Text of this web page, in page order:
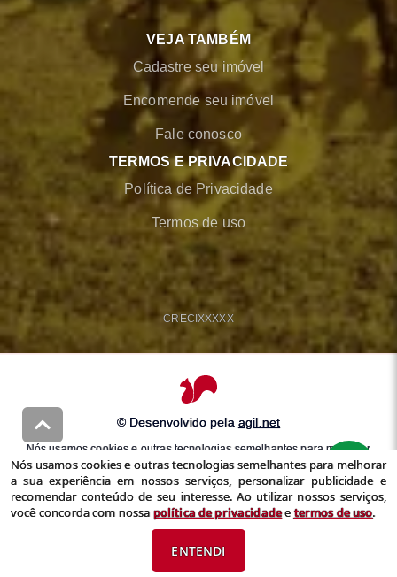
VEJA TAMBÉM
Cadastre seu imóvel
Encomende seu imóvel
Fale conosco
TERMOS E PRIVACIDADE
Política de Privacidade
Termos de uso
CRECIXXXXX
© Desenvolvido pela agil.net
Nós usamos cookies e outras tecnologias semelhantes para melhorar
a sua experiência em nossos serviços, personalizar publicidade e
recomendar conteúdo de seu interesse. Ao utilizar nossos serviços,
você concorda com nossapolítica de privacidadeetermos de uso
Nós usamos cookies e outras tecnologias semelhantes para melhorar
a sua experiência em nossos serviços, personalizar publicidade e
recomendar conteúdo de seu interesse. Ao utilizar nossos serviços,
você concorda com nossa política de privacidadeetermos de uso.
ENTENDI